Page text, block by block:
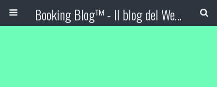
Booking Blog™ - Il blog del Web Marketing Turistico